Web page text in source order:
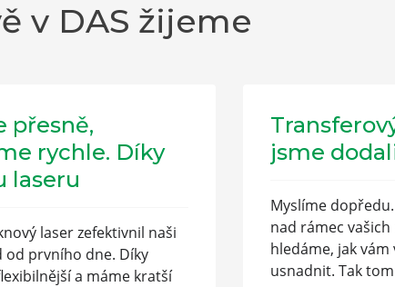
v DAS žijeme
přesně,
rychle. Díky
laseru
laser zefektivnil naši
od prvního dne. Díky
a máme kratší
jsme
Myslíme
nad rámec vašich
hledáme, jak vám
usnadnit. Tak